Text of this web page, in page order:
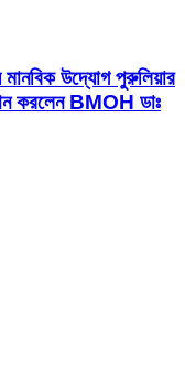
মানবিক উদ্যোগ পুরুলিয়ার
করলেন BMOH ডাঃ